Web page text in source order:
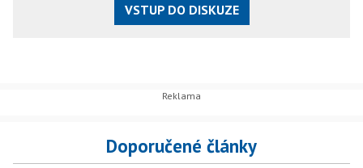
VSTUP DO DISKUZE
Doporučené články